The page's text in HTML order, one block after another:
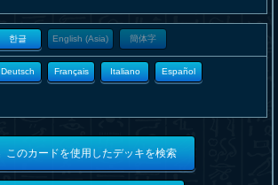
한글 English (Asia) 簡体字
Deutsch Français Italiano Español
このカードを使用したデッキを検索